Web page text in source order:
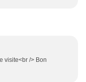
visite<br /> Bon